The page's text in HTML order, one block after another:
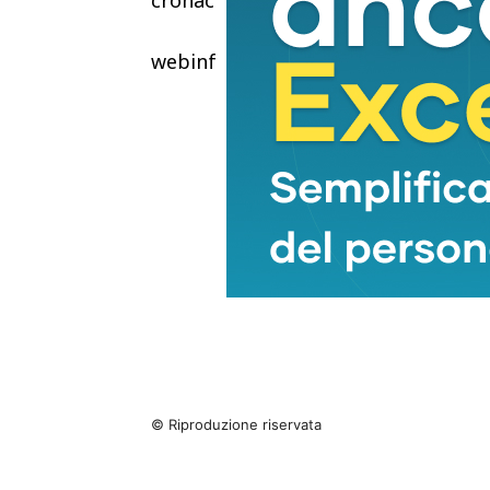
webinfo@adnkronos.com (Web
© Riproduzione riservata